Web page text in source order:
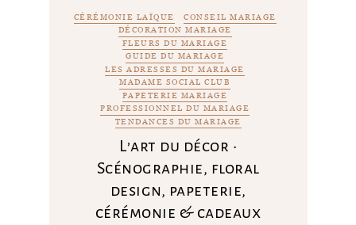
CÉRÉMONIE LAÏQUE
CONSEIL MARIAGE
DÉCORATION MARIAGE
FLEURS DU MARIAGE
GUIDE DU MARIAGE
LES ADRESSES DU MARIAGE
MADAME SOCIAL CLUB
PAPETERIE MARIAGE
PROFESSIONNEL DU MARIAGE
TENDANCES DU MARIAGE
L’art du décor •
Scénographie, floral
design, papeterie,
cérémonie & cadeaux